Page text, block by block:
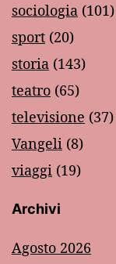
sociologia (101)
sport (20)
storia (143)
teatro (65)
televisione (37)
Vangeli (8)
viaggi (19)
Archivi
Agosto 2026